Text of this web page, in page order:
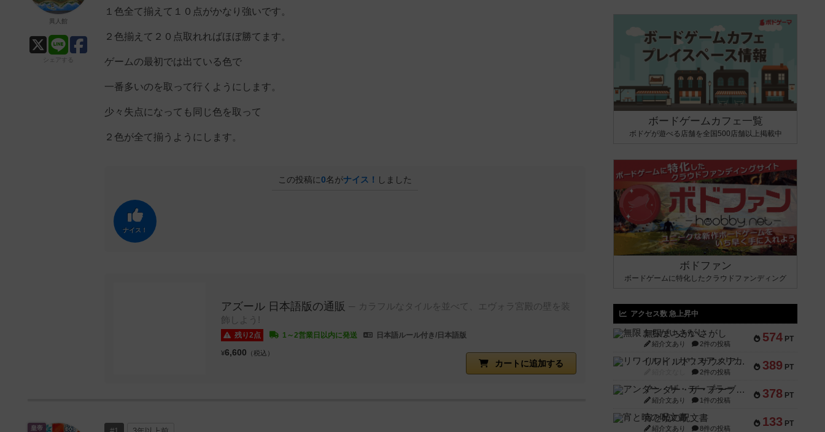
１色全て揃えて１０点がかなり強いです。
２色揃えて２０点取れればほぼ勝てます。
ゲームの最初では出ている色で
一番多いのを取って行くようにします。
少々失点になっても同じ色を取って
２色が全て揃うようにします。
この投稿に0名がナイス！ しました
ナイス！
アズール 日本語版の通販
カラフルなタイルを並べて、エヴォラ宮殿の壁を装
飾しよう!
残り2点 1～2営業日以内に発送 日本語ルール付き/日本語版
カートに追加する
¥6,600 （税込）
異人館
シェアする
皇帝
ボードゲームカフェ一覧
ボドゲが遊べる店舗を全国500店舗以上掲載中
ボドファン
ボードゲームに特化したクラウドファンディング
アクセス数 急上昇中
574 PT
無限まちがいさがし
紹介文あり 2件の投稿
389 PT
リワイルド：サウスアメリカ
2件の投稿
378 PT
アンダー・ザ・テーブラー
紹介文あり 1件の投稿
133 PT
宵と暁の呪文書
紹介文あり 8件の投稿